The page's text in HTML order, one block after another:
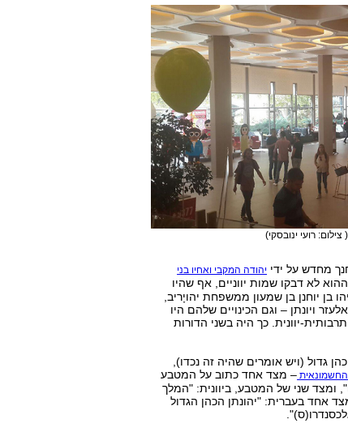
( צילום: רועי ינובסקי)
מחדש על ידי יהודה המקבי ואחיו בני
לא דבקו שמות יווניים, אף שהיו
בן יוחנן בן שמעון ממשפחת יהויָריב,
ויונתן – וגם הכינויים שלהם היו
יוונית. כך היה בשני הדורות
גדול (ויש אומרים שהיה זה נכדו),
– מצד אחד כתוב על המטבע
ומצד שני של המטבע, ביוונית: "המלך
אחד בעברית: "יהונתן הכהן הגדול